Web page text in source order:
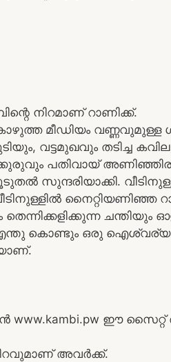
നിറമാണ് റാണിക്ക്.
മീഡിയം വണ്ണവുമുള്ള
വട്ടമുഖവും തടിച്ച
പതിവായ്
സുന്ദരിയാക്കി.
നൈറ്റിയണിഞ്ഞ
ചന്തിയും
എന്തു കൊണ്ടും ഒരു
www.kambi.pw ഈ
അവർക്ക്.